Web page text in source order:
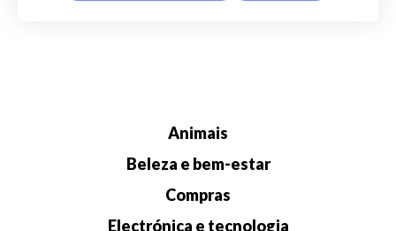
Animais
Beleza e bem-estar
Compras
Electrónica e tecnologia